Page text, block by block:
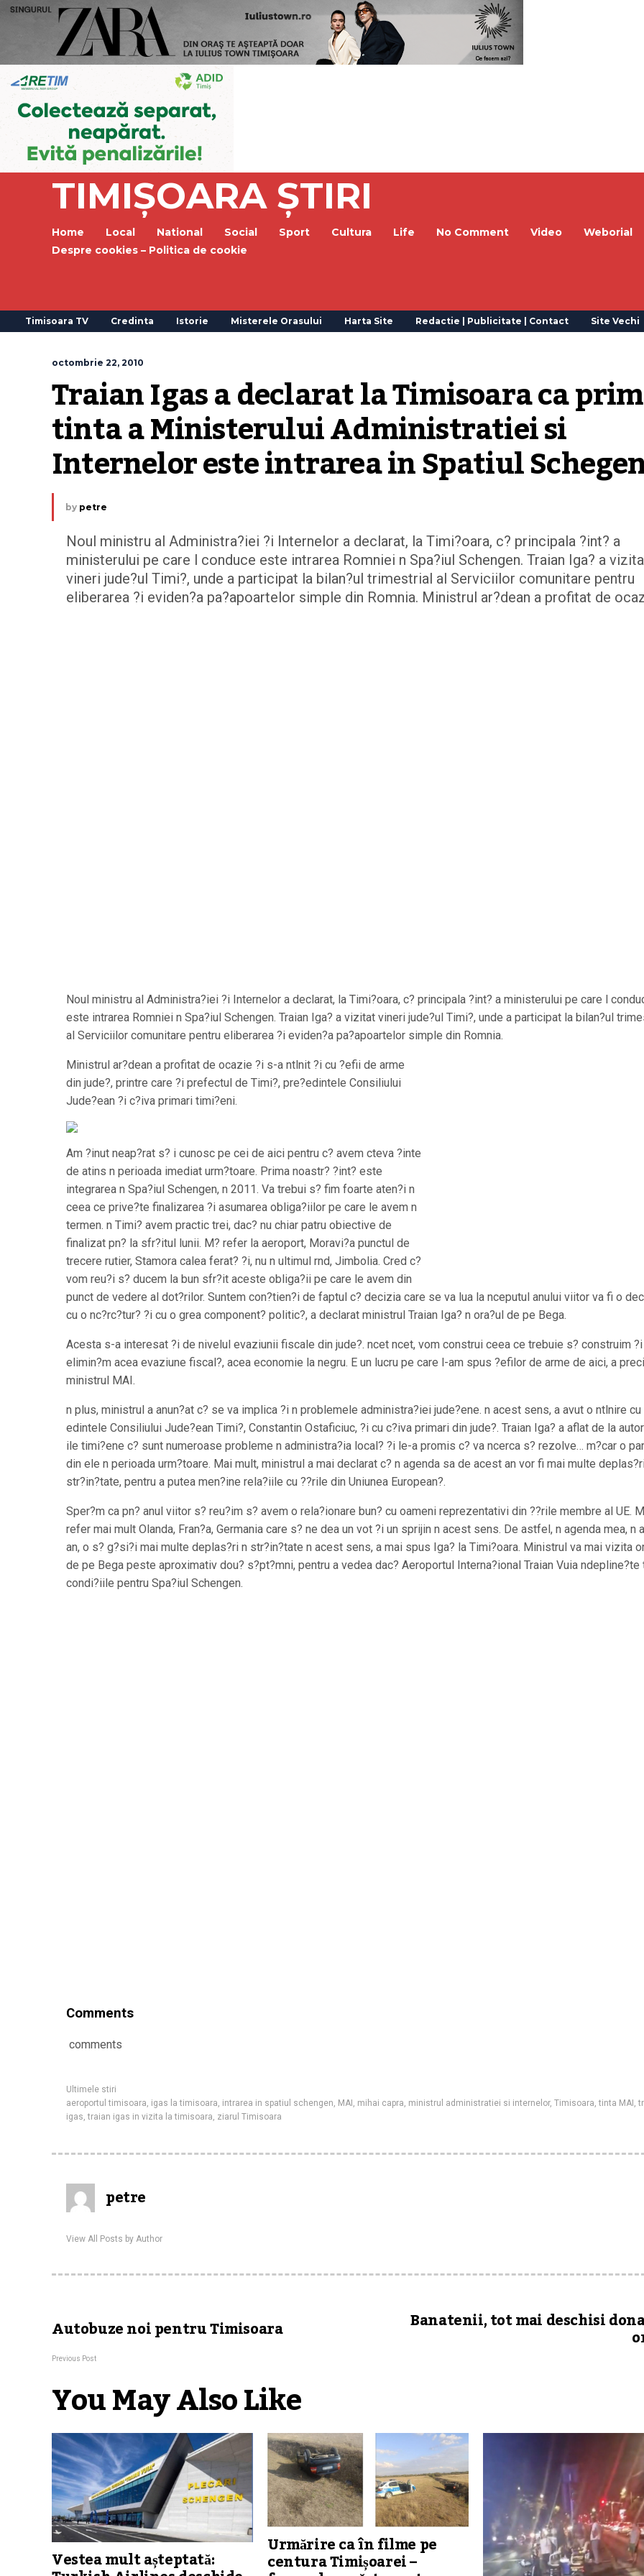
TIMIȘOARA ȘTIRI
Home Local National Social Sport Cultura Life No Comment Video Weborial
Despre cookies – Politica de cookie
Timisoara TV Credinta Istorie Misterele Orasului Harta Site Redactie | Publicitate | Contact Site Vechi
octombrie 22, 2010
Traian Igas a declarat la Timisoara ca
tinta a Ministerului Administratiei si
Internelor este intrarea in Spatiul
by petre
Noul ministru al Administra?iei ?i Internelor a declarat, la Timi?oara, c? principala ?int? a
ministerului pe care l conduce este intrarea Romniei n Spa?iul Schengen. Traian Iga? a
vineri jude?ul Timi?, unde a participat la bilan?ul trimestrial al Serviciilor comunitare pentru
eliberarea ?i eviden?a pa?apoartelor simple din Romnia. Ministrul ar?dean a profitat de
Noul ministru al Administra?iei ?i Internelor a declarat, la Timi?oara, c? principala ?int? a ministerului pe care l
este intrarea Romniei n Spa?iul Schengen. Traian Iga? a vizitat vineri jude?ul Timi?, unde a participat la bilan?ul
al Serviciilor comunitare pentru eliberarea ?i eviden?a pa?apoartelor simple din Romnia.
Ministrul ar?dean a profitat de ocazie ?i s-a ntlnit ?i cu ?efii de arme
din jude?, printre care ?i prefectul de Timi?, pre?edintele Consiliului
Jude?ean ?i c?iva primari timi?eni.
Am ?inut neap?rat s? i cunosc pe cei de aici pentru c? avem cteva ?inte
de atins n perioada imediat urm?toare. Prima noastr? ?int? este
integrarea n Spa?iul Schengen, n 2011. Va trebui s? fim foarte aten?i n
ceea ce prive?te finalizarea ?i asumarea obliga?iilor pe care le avem n
termen. n Timi? avem practic trei, dac? nu chiar patru obiective de
finalizat pn? la sfr?itul lunii. M? refer la aeroport, Moravi?a punctul de
trecere rutier, Stamora calea ferat? ?i, nu n ultimul rnd, Jimbolia. Cred c?
vom reu?i s? ducem la bun sfr?it aceste obliga?ii pe care le avem din
punct de vedere al dot?rilor. Suntem con?tien?i de faptul c? decizia care se va lua la nceputul anului viitor va fi o
cu o nc?rc?tur? ?i cu o grea component? politic?, a declarat ministrul Traian Iga? n ora?ul de pe Bega.
Acesta s-a interesat ?i de nivelul evaziunii fiscale din jude?. ncet ncet, vom construi ceea ce trebuie s? construim
elimin?m acea evaziune fiscal?, acea economie la negru. E un lucru pe care l-am spus ?efilor de arme de aici, a
ministrul MAI.
n plus, ministrul a anun?at c? se va implica ?i n problemele administra?iei jude?ene. n acest sens, a avut o ntlnire cu
edintele Consiliului Jude?ean Timi?, Constantin Ostaficiuc, ?i cu c?iva primari din jude?. Traian Iga? a aflat de la
ile timi?ene c? sunt numeroase probleme n administra?ia local? ?i le-a promis c? va ncerca s? rezolve… m?car o
din ele n perioada urm?toare. Mai mult, ministrul a mai declarat c? n agenda sa de acest an vor fi mai multe
str?in?tate, pentru a putea men?ine rela?iile cu ??rile din Uniunea European?.
Sper?m ca pn? anul viitor s? reu?im s? avem o rela?ionare bun? cu oameni reprezentativi din ??rile membre al UE.
refer mai mult Olanda, Fran?a, Germania care s? ne dea un vot ?i un sprijin n acest sens. De astfel, n agenda mea, n
an, o s? g?si?i mai multe deplas?ri n str?in?tate n acest sens, a mai spus Iga? la Timi?oara. Ministrul va mai vizita
de pe Bega peste aproximativ dou? s?pt?mni, pentru a vedea dac? Aeroportul Interna?ional Traian Vuia ndepline?te
condi?iile pentru Spa?iul Schengen.
Comments
comments
Ultimele stiri
aeroportul timisoara, igas la timisoara, intrarea in spatiul schengen, MAI , mihai capra, ministrul administratiei si internelor, Timisoara,tinta MAI ,
igas,traian igas in vizita la timisoara, ziarul Timisoara
petre
View All Posts by Author
Autobuze noi pentru Timisoara
Previous Post
Banatenii, tot mai deschisi
You May Also Like
Vestea mult așteptată:
Urmărire ca în filme pe
centura Timișoarei –